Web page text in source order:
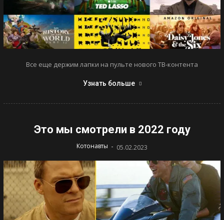
Все еще держим лапки на пульте нового ТВ-контента
Узнать больше
Это мы смотрели в 2022 году
Котонавты - 05.02.2023